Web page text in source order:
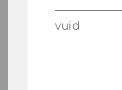
vuid